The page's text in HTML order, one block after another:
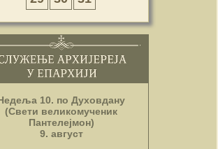
10. по Духовдану
(Свети великомученик
Пантелејмон)
9. август